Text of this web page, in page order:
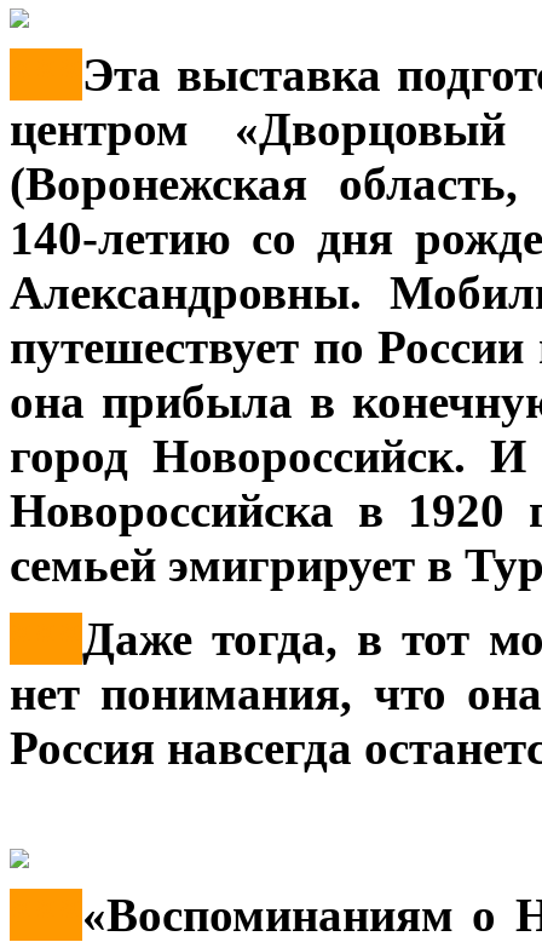
Эта выставка
центром «Дворцовый
(Воронежская
140-летию со дня
Александровны.
путешествует по
она прибыла в
город Новороссийск.
Новороссийска в 1920
семьей эмигрирует в
Даже тогда, в тот
нет понимания, что
Россия навсегда
«Воспоминаниям о